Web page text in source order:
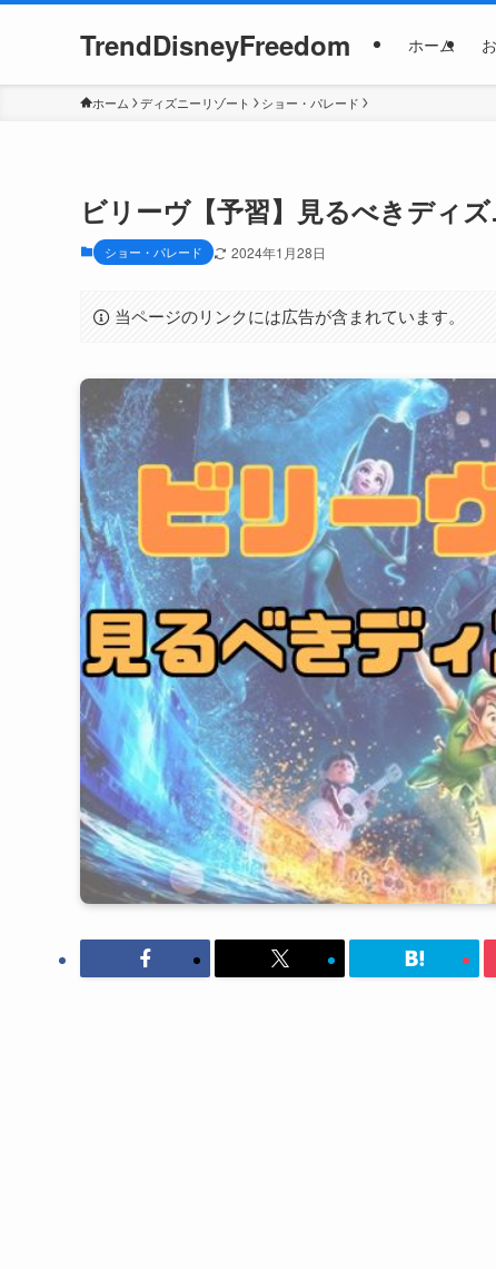
TrendDisneyFreedom ホーム
ホーム ディズニーリゾート ショー・パレード
ビリーヴ【予習】見るべきディ
ショー・パレード 2024年1月28日
当ページのリンクには広告が含まれています。